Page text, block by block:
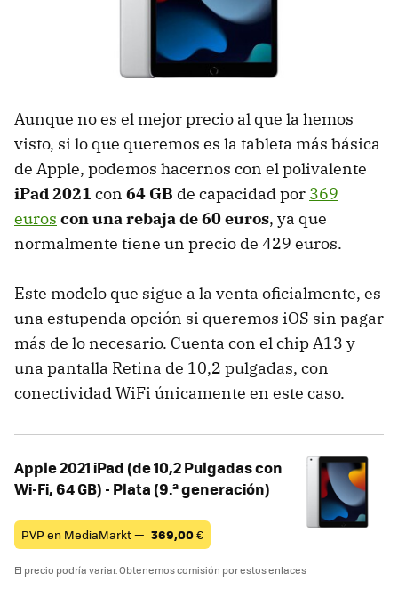
Aunque no es el mejor precio al que la hemos
visto, si lo que queremos es la tableta más básica
de Apple, podemos hacernos con el polivalente
iPad 2021 con 64 GB de capacidad por 369
euros con una rebaja de 60 euros, ya que
normalmente tiene un precio de 429 euros.
Este modelo que sigue a la venta oficialmente, es
una estupenda opción si queremos iOS sin pagar
más de lo necesario. Cuenta con el chip A13 y
una pantalla Retina de 10,2 pulgadas, con
conectividad WiFi únicamente en este caso.
Apple 2021 iPad (de 10,2 Pulgadas con
Wi-Fi, 64 GB) - Plata (9.ª generación)
PVP en MediaMarkt — 369,00€
El precio podría variar. Obtenemos comisión por estos enlaces